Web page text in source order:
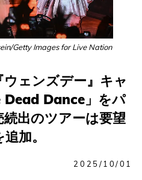
Getty Images for Live Nation
ェンズデー』キャ
Dead Dance」をパ
出のツアーは要望
加。
2025/10/01